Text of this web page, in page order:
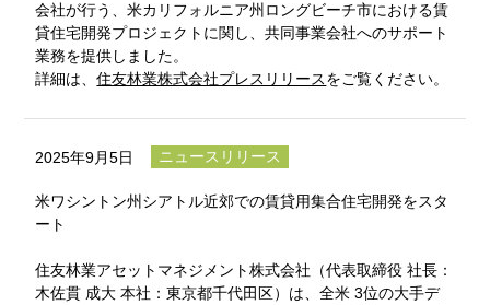
会社が行う、米カリフォルニア州ロングビーチ市における賃
貸住宅開発プロジェクトに関し、共同事業会社へのサポート
業務を提供しました。
詳細は、住友林業株式会社プレスリリースをご覧ください。
2025年9月5日 ニュースリリース
米ワシントン州シアトル近郊での賃貸用集合住宅開発をスタ
ート
住友林業アセットマネジメント株式会社（代表取締役 社長：
木佐貫 成大 本社：東京都千代田区）は、全米 3位の大手デ